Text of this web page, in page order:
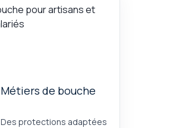
Métiers de bouche
Des protections adaptées